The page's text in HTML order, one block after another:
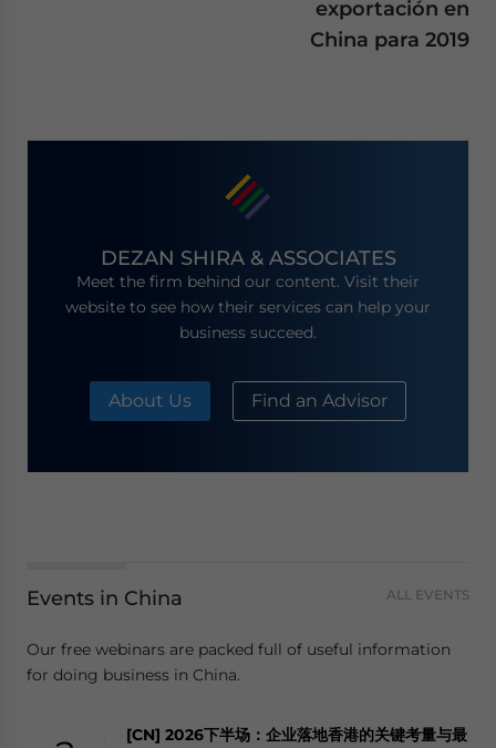
exportación en
China para 2019
DEZAN SHIRA & ASSOCIATES
Meet the firm behind our content. Visit their
website to see how their services can help your
business succeed.
About Us Find an Advisor
Events in China ALL EVENTS
Our free webinars are packed full of useful information
for doing business in China.
[CN] 2026下半场：企业落地香港的关键考量与最